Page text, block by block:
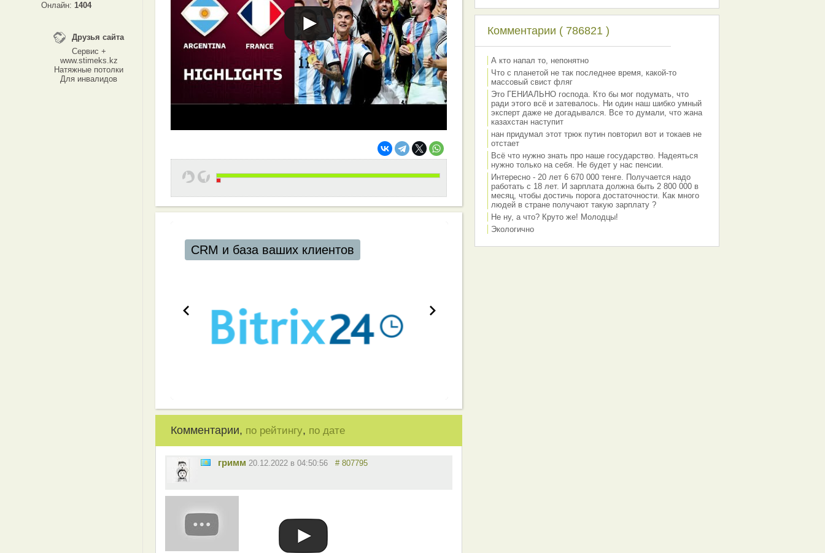
Онлайн: 1404
Друзья сайта
Сервис +
www.stimeks.kz
Натяжные потолки
Для инвалидов
CRM и база ваших клиентов
Комментарии, по рейтингу, по дате
гримм 20.12.2022 в 04:50:56 # 807795
Комментарии ( 786821 )
А кто напал то, непонятно
Что с планетой не так последнее время, какой-то
массовый свист фляг
Это ГЕНИАЛЬНО господа. Кто бы мог подумать, что
ради этого всё и затевалось. Ни один наш шибко умный
эксперт даже не догадывался. Все то думали, что жана
казахстан наступит
нан придумал этот трюк путин повторил вот и токаев не
отстает
Всё что нужно знать про наше государство. Надеяться
нужно только на себя. Не будет у нас пенсии.
Интересно - 20 лет 6 670 000 тенге. Получается надо
работать с 18 лет. И зарплата должна быть 2 800 000 в
месяц, чтобы достичь порога достаточности. Как много
людей в стране получают такую зарплату ?
Не ну, а что? Круто же! Молодцы!
Экологично